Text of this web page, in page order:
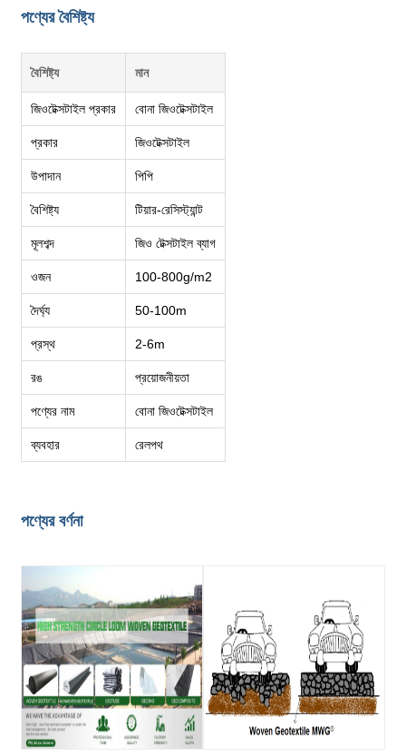
পণ্যের বৈশিষ্ট্য
বৈশিষ্ট্য মান
জিওটেক্সটাইল প্রকার বোনা জিওটেক্সটাইল
প্রকার জিওটেক্সটাইল
উপাদান পিপি
বৈশিষ্ট্য টিয়ার-রেসিস্ট্যান্ট
মূলশব্দ জিও টেক্সটাইল ব্যাগ
ওজন 100-800g/m2
দৈর্ঘ্য 50-100m
প্রস্থ 2-6m
রঙ প্রয়োজনীয়তা
পণ্যের নাম বোনা জিওটেক্সটাইল
ব্যবহার রেলপথ
পণ্যের বর্ণনা